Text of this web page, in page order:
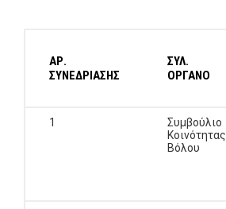
ΑΡ.
ΣΥΝΕΔΡΙΑΣΗΣ
ΣΥΛ.
ΟΡΓΑΝΟ
1
Συμβούλιο
Κοινότητας
Βόλου